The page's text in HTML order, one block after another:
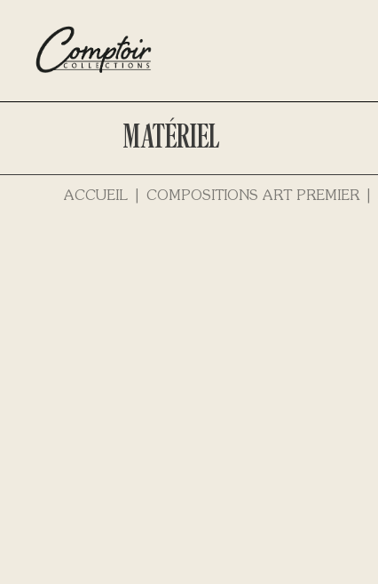
MATÉRIEL
ACCUEIL COMPOSITIONS ART PREMIER